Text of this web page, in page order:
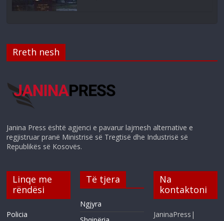
Rreth nesh
Janina Press është agjenci e pavarur lajmesh alternative e
regjistruar pranë Ministrisë së Tregtisë dhe Industrisë së
Republikës së Kosovës.
Linqe me
rëndësi
Policia
Të tjera
Ngjyra
Na
kontaktoni
JaninaPress|